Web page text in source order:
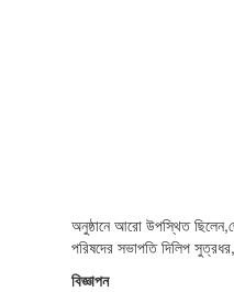
অনুষ্ঠানে আরো উপস্থিত
পরিষদের সভাপতি দিলিপ
বিজ্ঞাপন